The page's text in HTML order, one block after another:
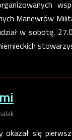
Manewrów
w sobotę,
okazał się